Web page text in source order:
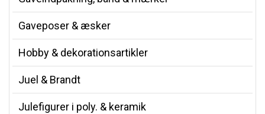
Gaveposer & æsker
Hobby & dekorationsartikler
Juel & Brandt
Julefigurer i poly. & keramik